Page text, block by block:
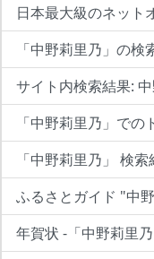
日本最大級のネット
「中野莉里乃」の
サイト内検索結果:
「中野莉里乃」で
「中野莉里乃」 検
ふるさとガイド "中
年賀状 -「中野莉里